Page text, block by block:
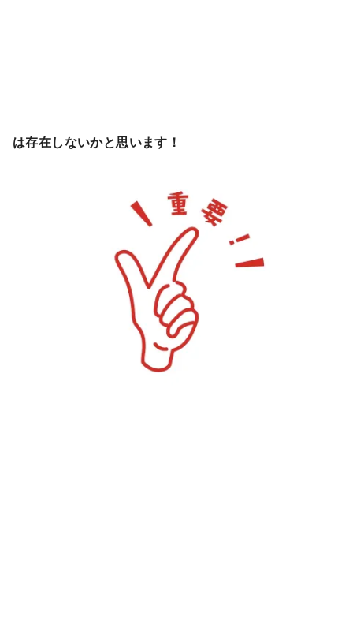
は存在しないかと思います！